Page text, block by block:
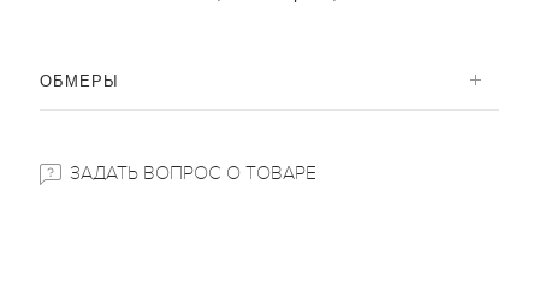
ОБМЕРЫ
ЗАДАТЬ ВОПРОС О ТОВАРЕ